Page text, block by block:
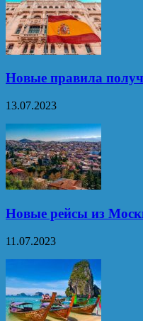
Новые правила
13.07.2023
Новые рейсы из
11.07.2023